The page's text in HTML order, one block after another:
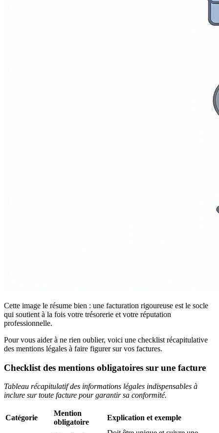
Cette image le résume bien : une facturation rigoureuse est le socle
qui soutient à la fois votre trésorerie et votre réputation
professionnelle.
Pour vous aider à ne rien oublier, voici une checklist récapitulative
des mentions légales à faire figurer sur vos factures.
Checklist des mentions obligatoires sur une facture
Tableau récapitulatif des informations légales indispensables à
inclure sur toute facture pour garantir sa conformité.
Catégorie
Mention
obligatoire
Explication et exemple